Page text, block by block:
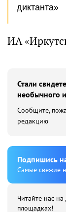
диктанта»
ИА
Стали
необычного
Сообщите,
редакцию
Подпишиcь
Cамые свежие
Читайте нас на
площадках!